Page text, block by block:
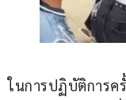
ในการปฏิบัติการค